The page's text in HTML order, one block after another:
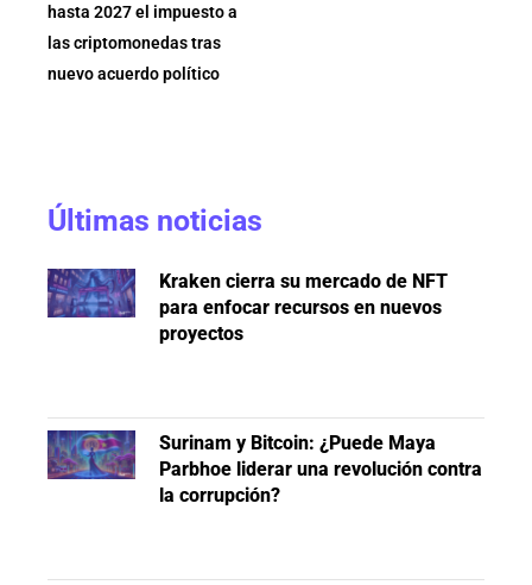
hasta 2027 el impuesto a
las criptomonedas tras
nuevo acuerdo político
Últimas noticias
Kraken cierra su mercado de NFT
para enfocar recursos en nuevos
proyectos
Surinam y Bitcoin: ¿Puede Maya
Parbhoe liderar una revolución contra
la corrupción?